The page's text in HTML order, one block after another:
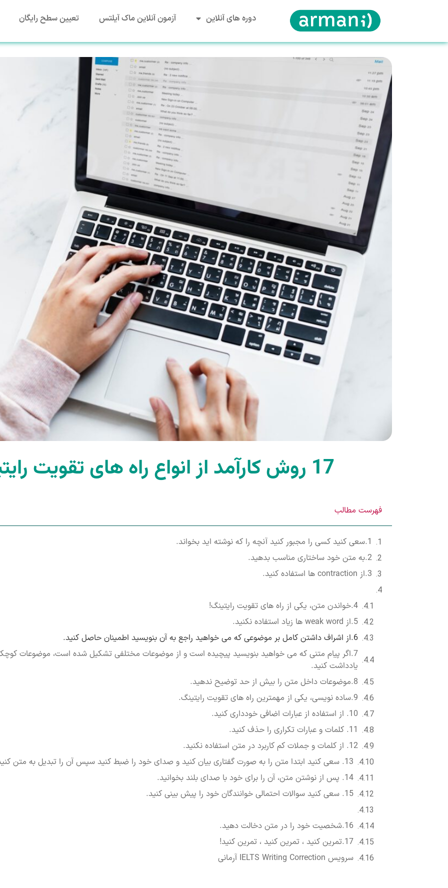
دوره های آنلاین آزمون آنلاین ماک آیلتس تعیین سطح رایگان
17 روش کارآمد از انواع راه های تقویت رایتینگ برای شما!
فهرست مطالب
1.سعی کنید کسی را مجبور کنید آنچه را که نوشته اید بخواند.
2.به متن خود ساختاری مناسب بدهید.
3.از contraction ها استفاده کنید.
4.خواندن متن، یکی از راه های تقویت رایتینگ!
5.از weak word ها زیاد استفاده نکنید.
6.از اشراف داشتن کامل بر موضوعی که می خواهید راجع به آن بنویسید اطمینان حاصل کنید.
7.اگر پیام متنی که می خواهید بنویسید پیچیده است و از موضوعات مختلفی تشکیل شده است، موضوعات
یادداشت کنید.
8.موضوعات داخل متن را بیش از حد توضیح ندهید.
9.ساده نویسی، یکی از مهمترین راه های تقویت رایتینگ.
10. از استفاده از عبارات اضافی خودداری کنید.
11. کلمات و عبارات تکراری را حذف کنید.
12. از کلمات و جملات کم کاربرد در متن استفاده نکنید.
13. سعی کنید ابتدا متن را به صورت گفتاری بیان کنید و صدای خود را ضبط کنید سپس آن را تبدیل به متن کنید.
14. پس از نوشتن متن، آن را برای خود با صدای بلند بخوانید.
15. سعی کنید سوالات احتمالی خوانندگان خود را پیش بینی کنید.
16.شخصیت خود را در متن دخالت دهید.
17.تمرین کنید ، تمرین کنید ، تمرین کنید!
سرویس IELTS Writing Correction آرمانی